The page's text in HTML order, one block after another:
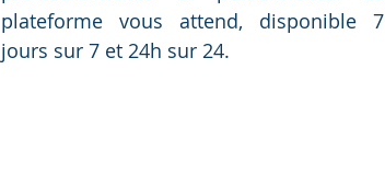
plateforme vous attend, disponible 7
jours sur 7 et 24h sur 24.